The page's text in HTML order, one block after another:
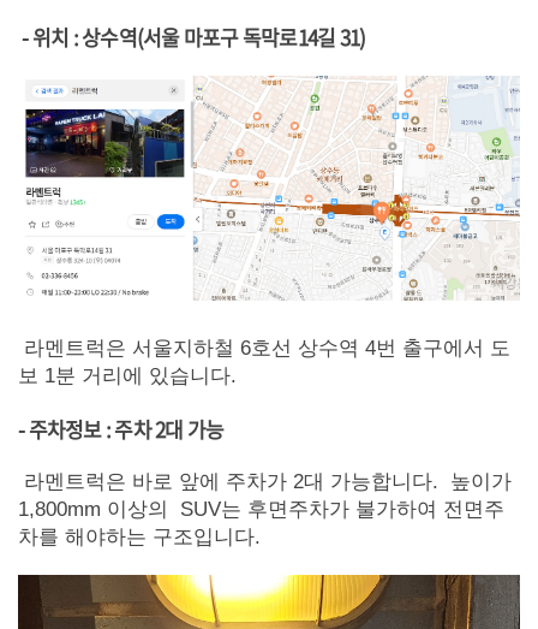
- 위치 : 상수역(서울 마포구 독막로14길 31)
라멘트럭은 서울지하철 6호선 상수역 4번 출구에서 도
보 1분 거리에 있습니다.
- 주차정보 : 주차 2대 가능
라멘트럭은 바로 앞에 주차가 2대 가능합니다. 높이가
1,800mm 이상의 SUV는 후면주차가 불가하여 전면주
차를 해야하는 구조입니다.